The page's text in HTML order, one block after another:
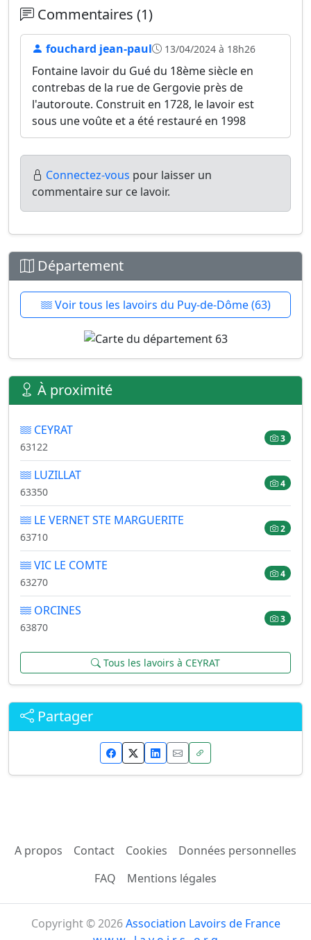
Commentaires (1)
fouchard jean-paul 13/04/2024 à 18h26
Fontaine lavoir du Gué du 18ème siècle en
contrebas de la rue de Gergovie près de
l'autoroute. Construit en 1728, le lavoir est
sous une voûte et a été restauré en 1998
Connectez-vous pour laisser un
commentaire sur ce lavoir.
Département
Voir tous les lavoirs du Puy-de-Dôme (63)
À proximité
CEYRAT
63122
3
LUZILLAT
63350
4
LE VERNET STE MARGUERITE
63710
2
VIC LE COMTE
63270
4
ORCINES
63870
3
Tous les lavoirs à CEYRAT
Partager
A propos Contact Cookies
Données personnelles
FAQ
Mentions légales
Copyright © 2026Association Lavoirs de France